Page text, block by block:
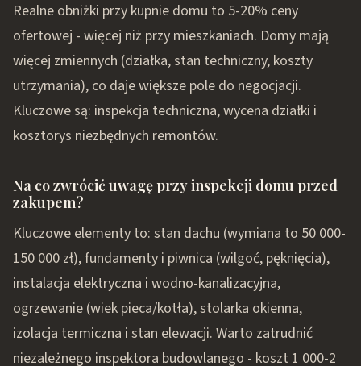
Realne obniżki przy kupnie domu to 5-20% ceny
ofertowej - więcej niż przy mieszkaniach. Domy mają
więcej zmiennych (działka, stan techniczny, koszty
utrzymania), co daje większe pole do negocjacji.
Kluczowe są: inspekcja techniczna, wycena działki i
kosztorys niezbędnych remontów.
Na co zwrócić uwagę przy inspekcji domu przed
zakupem?
Kluczowe elementy to: stan dachu (wymiana to 50 000-
150 000 zł), fundamenty i piwnica (wilgoć, pęknięcia),
instalacja elektryczna i wodno-kanalizacyjna,
ogrzewanie (wiek pieca/kotła), stolarka okienna,
izolacja termiczna i stan elewacji. Warto zatrudnić
niezależnego inspektora budowlanego - koszt 1 000-2